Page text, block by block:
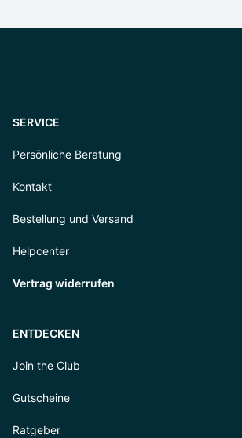
SERVICE
Persönliche Beratung
Kontakt
Bestellung und Versand
Helpcenter
Vertrag widerrufen
ENTDECKEN
Join the Club
Gutscheine
Ratgeber